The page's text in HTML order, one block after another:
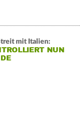
mit Italien:
NUN